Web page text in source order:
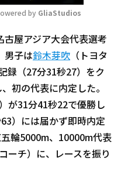
Mute
by GliaStudios
古屋アジア大会代表選考
男子は鈴木芽吹 （トヨタ
録（27分31秒27）をク
初の代表に内定した。
が31分41秒22で優勝し
）には届かず即時内定
輪5000m、10000m代表
ーチ）に、レースを振り